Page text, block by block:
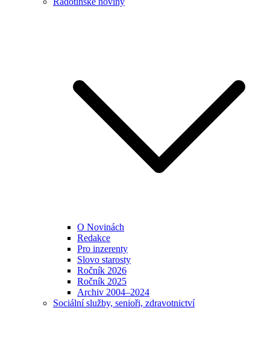
O Novinách
Redakce
Pro inzerenty
Slovo starosty
Ročník 2026
Ročník 2025
Archiv 2004–2024
Sociální služby, senioři, zdravotnictví